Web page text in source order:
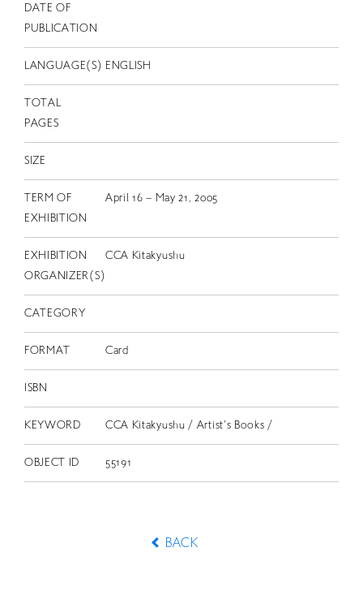
DATE OF
PUBLICATION
LANGUAGE(S) ENGLISH
TOTAL
PAGES
SIZE
TERM OF
EXHIBITION
April 16 – May 21, 2005
EXHIBITION
ORGANIZER(S)
CCA Kitakyushu
CATEGORY
FORMAT Card
ISBN
KEYWORD CCA Kitakyushu / Artist's Books /
OBJECT ID 55191
BACK